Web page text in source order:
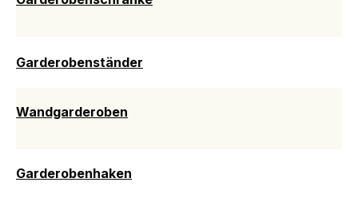
Garderobenständer
Wandgarderoben
Garderobenhaken